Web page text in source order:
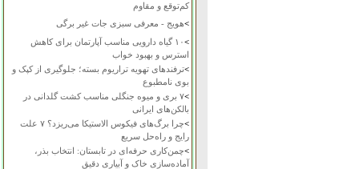
کم‌توقع و مقاوم
>هویج - معرفی سبزی جات غیر برگی
>
۱۰ گیاه دارویی مناسب آپارتمان برای کاهش
استرس و بهبود خواب
>ترفندهای تهویه تراریوم بسته؛ جلوگیری از کپک و
بوی نامطبوع
>
۷ بری و میوه جنگلی مناسب کشت گلدانی در
بالکن‌های ایرانی
>
چرا برگ‌های فیکوس الاستیکا می‌ریزد؟ ۷ علت
رایج و راه‌حل سریع
>چمن‌کاری حرفه‌ای در تابستان: انتخاب بذر،
آماده‌سازی خاک و آبیاری دقیق